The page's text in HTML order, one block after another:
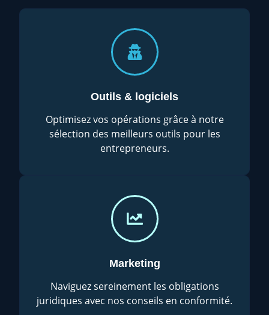
Outils & logiciels
Optimisez vos opérations grâce à notre
sélection des meilleurs outils pour les
entrepreneurs.
Marketing
Naviguez sereinement les obligations
juridiques avec nos conseils en conformité.